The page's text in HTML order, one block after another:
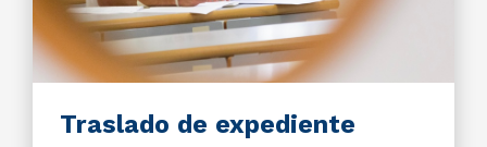
Traslado de expediente